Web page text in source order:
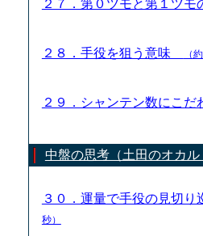
２７．第０ツモと第１ツ
２８．手役を狙う意味 （
２９．シャンテン数にこ
中盤の思考（土田のオカル
３０．運量で手役の見切
秒）